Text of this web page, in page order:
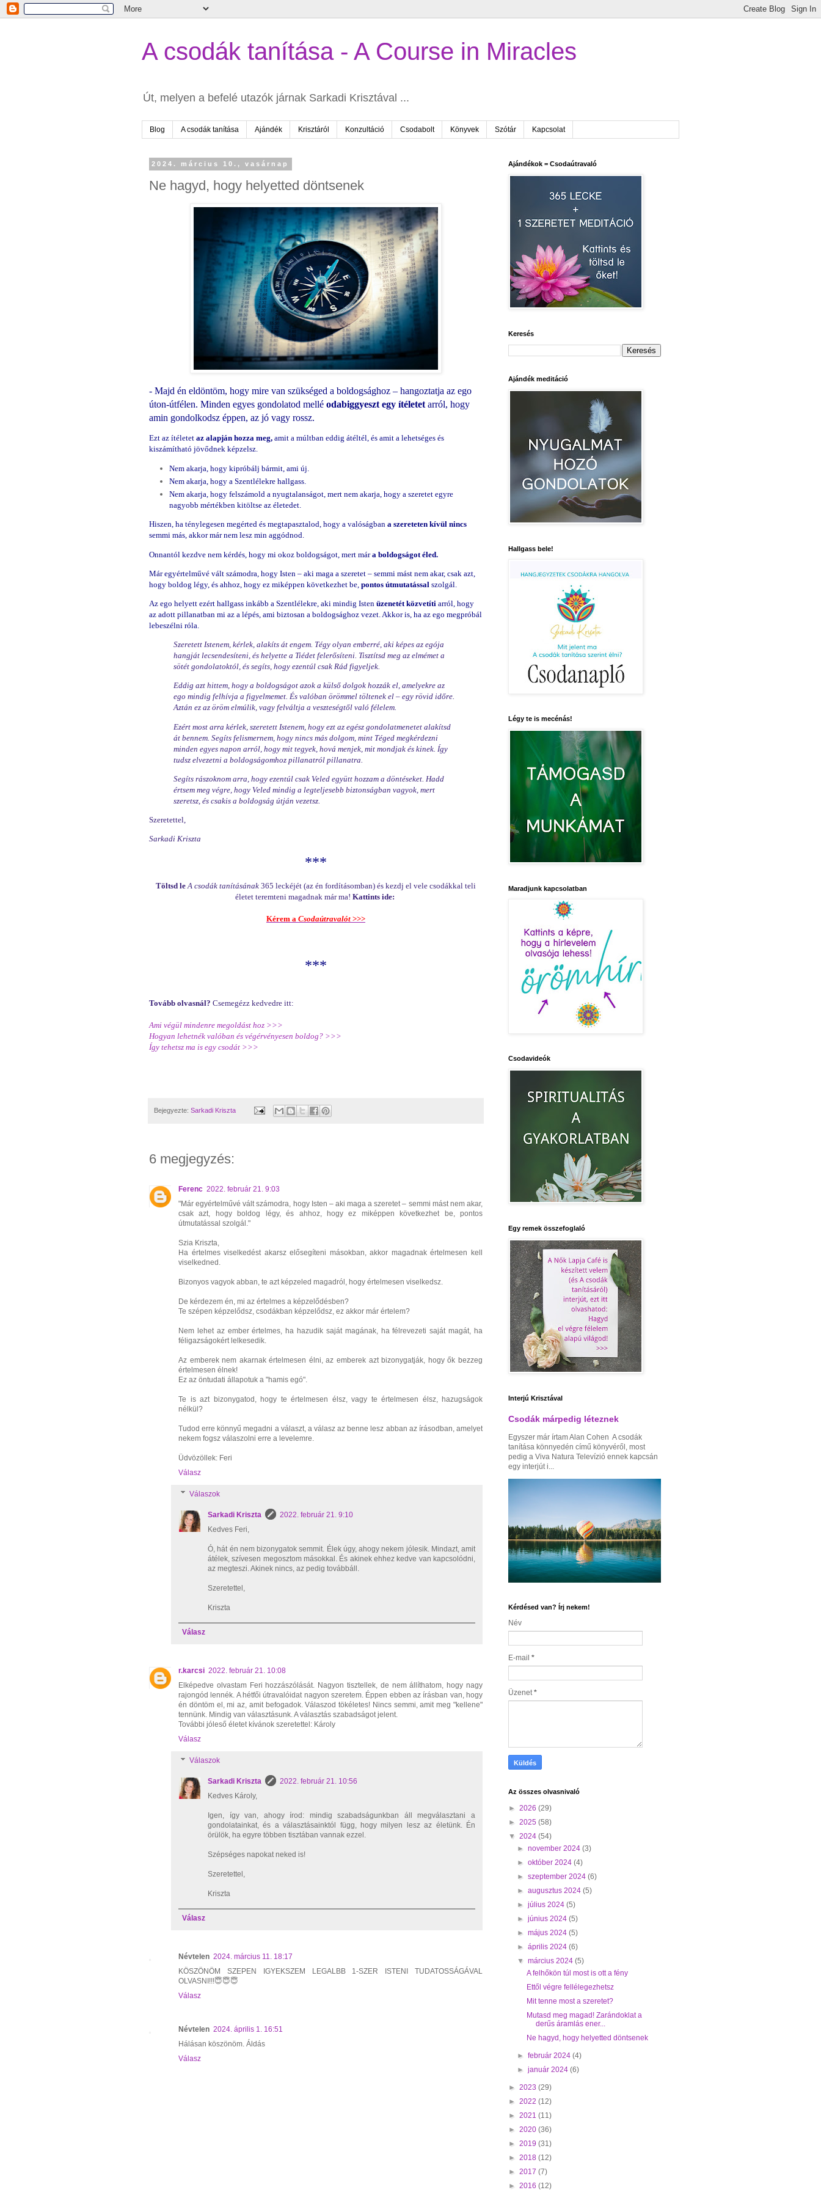
A csodák tanítása - A Course in Miracles
Út, melyen a befelé utazók járnak Sarkadi Krisztával ...
Blog A csodák tanítása Ajándék Krisztáról Konzultáció Csodabolt Könyvek Szótár Kapcsolat
2024. március 10., vasárnap
Ne hagyd, hogy helyetted döntsenek
- Majd én eldöntöm, hogy mire van szükséged a boldogsághoz – hangoztatja az ego
úton-útfélen. Minden egyes gondolatod mellé odabiggyeszt egy ítéletet arról, hogy
amin gondolkodsz éppen, az jó vagy rossz.
Ezt az ítéletet az alapján hozza meg, amit a múltban eddig átéltél, és amit a lehetséges és
kiszámítható jövődnek képzelsz.
Nem akarja, hogy kipróbálj bármit, ami új.
Nem akarja, hogy a Szentlélekre hallgass.
Nem akarja, hogy felszámold a nyugtalanságot, mert nem akarja, hogy a szeretet egyre
nagyobb mértékben kitöltse az életedet.
Hiszen, ha ténylegesen megérted és megtapasztalod, hogy a valóságban a szereteten kívül nincs
semmi más, akkor már nem lesz min aggódnod.
Onnantól kezdve nem kérdés, hogy mi okoz boldogságot, mert mára boldogságot éled.
Már egyértelművé vált számodra, hogy Isten – aki maga a szeretet – semmi mást nem akar, csak azt,
hogy boldog légy, és ahhoz, hogy ez miképpen következhet be, pontos útmutatással szolgál.
Az ego helyett ezért hallgass inkább a Szentlélekre, aki mindig Isten üzenetét közvetíti arról, hogy
az adott pillanatban mi az a lépés, ami biztosan a boldogsághoz vezet. Akkor is, ha az ego megpróbál
lebeszélni róla.
Szeretett Istenem, kérlek, alakíts át engem. Tégy olyan emberré, aki képes az egója
hangját lecsendesíteni, és helyette a Tiédet felerősíteni. Tisztítsd meg az elmémet a
sötét gondolatoktól, és segíts, hogy ezentúl csak Rád figyeljek.
Eddig azt hittem, hogy a boldogságot azok a külső dolgok hozzák el, amelyekre az
ego mindig felhívja a figyelmemet. És valóban örömmel töltenek el – egy rövid időre.
Aztán ez az öröm elmúlik, vagy felváltja a veszteségtől való félelem.
Ezért most arra kérlek, szeretett Istenem, hogy ezt az egész gondolatmenetet alakítsd
át bennem. Segíts felismernem, hogy nincs más dolgom, mint Téged megkérdezni
minden egyes napon arról, hogy mit tegyek, hová menjek, mit mondjak és kinek. Így
tudsz elvezetni a boldogságomhoz pillanatról pillanatra.
Segíts rászoknom arra, hogy ezentúl csak Veled együtt hozzam a döntéseket. Hadd
értsem meg végre, hogy Veled mindig a legteljesebb biztonságban vagyok, mert
szeretsz, és csakis a boldogság útján vezetsz.
Szeretettel,
Sarkadi Kriszta
***
Töltsd le A csodák tanításának 365 leckéjét (az én fordításomban) és kezdj el vele csodákkal teli
életet teremteni magadnak már ma! Kattints ide:
Kérem a Csodaútravalót >>>
***
Tovább olvasnál? Csemegézz kedvedre itt:
Ami végül mindenre megoldást hoz >>>
Hogyan lehetnék valóban és végérvényesen boldog? >>>
Így tehetsz ma is egy csodát >>>
Bejegyezte: Sarkadi Kriszta
6 megjegyzés:
Ferenc 2022. február 21. 9:03
"Már egyértelművé vált számodra, hogy Isten – aki maga a szeretet – semmi mást nem akar,
csak azt, hogy boldog légy, és ahhoz, hogy ez miképpen következhet be, pontos
útmutatással szolgál."
Szia Kriszta,
Ha értelmes viselkedést akarsz elősegíteni másokban, akkor magadnak értelmesen kell
viselkedned.
Bizonyos vagyok abban, te azt képzeled magadról, hogy értelmesen viselkedsz.
De kérdezem én, mi az értelmes a képzelődésben?
Te szépen képzelődsz, csodákban képzelődsz, ez akkor már értelem?
Nem lehet az ember értelmes, ha hazudik saját magának, ha félrevezeti saját magát, ha
féligazságokért lelkesedik.
Az emberek nem akarnak értelmesen élni, az emberek azt bizonygatják, hogy ők bezzeg
értelmesen élnek!
Ez az öntudati állapotuk a "hamis egó".
Te is azt bizonygatod, hogy te értelmesen élsz, vagy te értelmesen élsz, hazugságok
nélkül?
Tudod erre könnyű megadni a választ, a válasz az benne lesz abban az írásodban, amelyet
nekem fogsz válaszolni erre a levelemre.
Üdvözöllek: Feri
Válasz
Válaszok
Sarkadi Kriszta
2022. február 21. 9:10
Kedves Feri,
Ó, hát én nem bizonygatok semmit. Élek úgy, ahogy nekem jólesik. Mindazt, amit
átélek, szívesen megosztom másokkal. És akinek ehhez kedve van kapcsolódni,
az megteszi. Akinek nincs, az pedig továbbáll.
Szeretettel,
Kriszta
Válasz
r.karcsi 2022. február 21. 10:08
Elképedve olvastam Feri hozzászólását. Nagyon tisztellek, de nem állíthatom, hogy nagy
rajongód lennék. A hétfői útravalóidat nagyon szeretem. Éppen ebben az írásban van, hogy
én döntöm el, mi az, amit befogadok. Válaszod tökéletes! Nincs semmi, amit meg "kellene"
tennünk. Mindig van választásunk. A választás szabadságot jelent.
További jóleső életet kívánok szeretettel: Károly
Válasz
Válaszok
Sarkadi Kriszta
2022. február 21. 10:56
Kedves Károly,
Igen, így van, ahogy írod: mindig szabadságunkban áll megválasztani a
gondolatainkat, és a választásainktól függ, hogy milyen lesz az életünk. Én
örülök, ha egyre többen tisztában vannak ezzel.
Szépséges napokat neked is!
Szeretettel,
Kriszta
Válasz
Névtelen 2024. március 11. 18:17
KÖSZÖNÖM SZEPEN IGYEKSZEM LEGALBB 1-SZER ISTENI TUDATOSSÁGÁVAL
OLVASNI!!!😇😇😇
Válasz
Névtelen 2024. április 1. 16:51
Hálásan köszönöm. Áldás
Válasz
Ajándékok = Csodaútravaló
Keresés
Ajándék meditáció
Hallgass bele!
Légy te is mecénás!
Maradjunk kapcsolatban
Csodavideók
Egy remek összefoglaló
Interjú Krisztával
Csodák márpedig léteznek
Egyszer már írtam Alan Cohen A csodák
tanítása könnyedén című könyvéről, most
pedig a Viva Natura Televízió ennek kapcsán
egy interjút i...
Kérdésed van? Írj nekem!
Név
E-mail *
Üzenet *
Az összes olvasnivaló
► 2026 (29)
► 2025 (58)
▼ 2024 (54)
►november 2024(3)
►október 2024(4)
►szeptember 2024(6)
►augusztus 2024(5)
►július 2024(5)
►június 2024(5)
►május 2024(5)
►április 2024(6)
▼március 2024(5)
A felhőkön túl most is ott a fény
Ettől végre fellélegezhetsz
Mit tenne most a szeretet?
Mutasd meg magad! Zarándoklat a
derűs áramlás ener...
Ne hagyd, hogy helyetted döntsenek
►február 2024(4)
►január 2024(6)
► 2023 (29)
► 2022 (12)
► 2021 (11)
► 2020 (36)
► 2019 (31)
► 2018 (12)
► 2017 (7)
► 2016 (12)